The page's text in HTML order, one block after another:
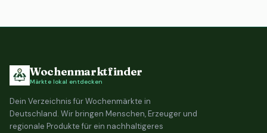
Wochenmarktfinder
Märkte lokal entdecken
Dein Verzeichnis für Wochenmärkte in
Deutschland. Wir bringen Menschen, Erzeuger und
regionale Produkte für ein nachhaltigeres